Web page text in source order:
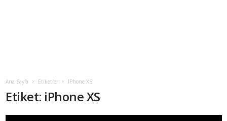
Ana Sayfa Etiketler IPhone XS
Etiket: iPhone XS